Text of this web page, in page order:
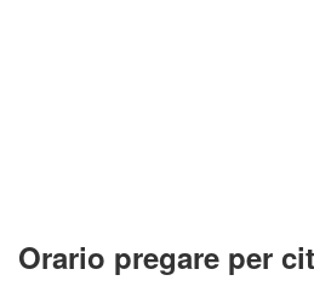
Orario pregare per